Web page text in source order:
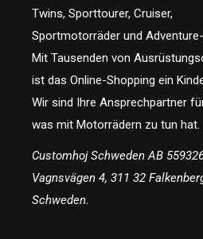
Twins, Sporttourer, Cruiser,
Sportmotorräder und
Mit Tausenden von
ist das Online-Shopping ein
Wir sind Ihre Ansprechpartner
was mit Motorrädern zu tun hat.
Customhoj Schweden AB
Vagnsvägen 4, 311 32
Schweden.